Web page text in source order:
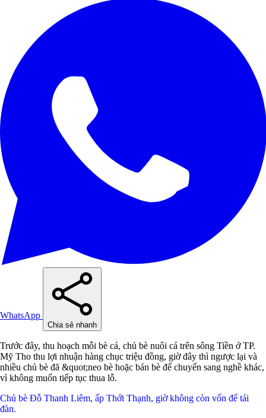
WhatsApp
Chia sẻ nhanh
Trước đây, thu hoạch mỗi bè cá, chủ bè nuôi cá trên sông Tiền ở TP.
Mỹ Tho thu lợi nhuận hàng chục triệu đồng, giờ đây thì ngược lại và
nhiều chủ bè đã &quot;neo bè hoặc bán bè để chuyển sang nghề khác,
vì không muốn tiếp tục thua lỗ.
Chủ bè Đỗ Thanh Liêm, ấp Thới Thạnh, giờ không còn vốn để tái
đàn.